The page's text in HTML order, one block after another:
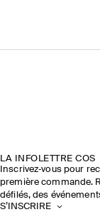
LA INFOLETTRE COS
Inscrivez‑vous pour
première commande.
défilés, des
S’INSCRIRE